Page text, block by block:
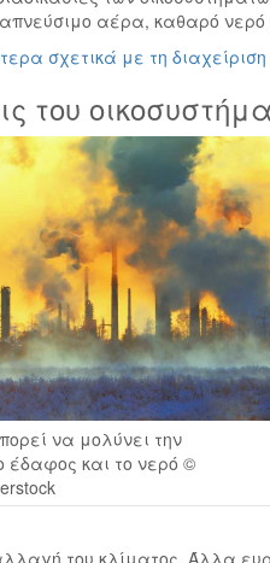
αέρα, καθαρό νερό
σχετικά με τη
του
να μολύνει την
έδαφος και το νερό ©
του κλίματος. Άλλα